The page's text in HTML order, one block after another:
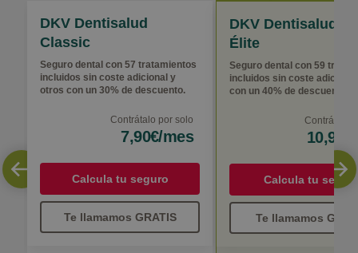
DKV Dentisalud
Classic
Seguro dental con 57 tratamientos
incluidos sin coste adicional y
otros con un 30% de descuento.
Contrátalo por solo
7,90€/mes
Calcula tu seguro
Te llamamos GRATIS
DKV Dentisalud
Élite
Seguro dental con 59
incluidos sin coste
con un 40% de descuento.
Contrátalo
Calcula tu
Te llamamos